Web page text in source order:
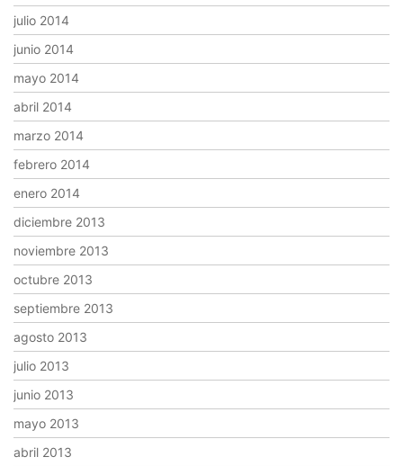
julio 2014
junio 2014
mayo 2014
abril 2014
marzo 2014
febrero 2014
enero 2014
diciembre 2013
noviembre 2013
octubre 2013
septiembre 2013
agosto 2013
julio 2013
junio 2013
mayo 2013
abril 2013